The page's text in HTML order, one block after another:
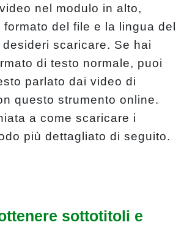
nel modulo in alto,
del file e la lingua del
scaricare. Se hai
di testo normale, puoi
parlato dai video di
questo strumento online.
a come scaricare i
più dettagliato di seguito.
sottotitoli e